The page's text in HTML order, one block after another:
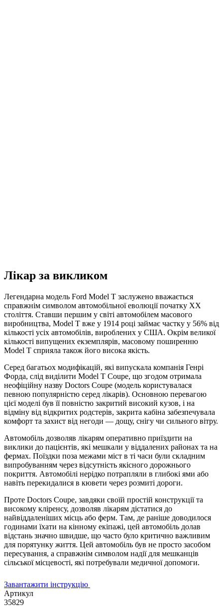
Лікар за викликом
Легендарна модель Ford Model T заслужено вважається
справжнім символом автомобільної еволюції початку XX
століття. Ставши першим у світі автомобілем масового
виробництва, Model T вже у 1914 році займає частку у 56% від
кількості усіх автомобілів, вироблених у США. Окрім великої
кількості випущених екземплярів, масовому поширенню
Model T сприяла також його висока якість.
Серед багатьох модифікацій, які випускала компанія Генрі
Форда, слід виділити Model T Coupe, що згодом отримала
неофіційну назву Doctors Coupe (модель користувалася
певною популярністю серед лікарів). Основною перевагою
цієї моделі був її повністю закритий високий кузов, і на
відміну від відкритих родстерів, закрита кабіна забезпечувала
комфорт та захист від негоди — дощу, снігу чи сильного вітру.
Автомобіль дозволяв лікарям оперативно приїздити на
виклики до пацієнтів, які мешкали у віддалених районах та на
фермах. Поїздки поза межами міст в ті часи були складним
випробуванням через відсутність якісного дорожнього
покриття. Автомобілі нерідко потрапляли в глибокі ями або
навіть перекидалися в кювети через розмиті дороги.
Проте Doctors Coupe, завдяки своїй простій конструкції та
високому кліренсу, дозволяв лікарям дістатися до
найвіддаленіших місць або ферм. Там, де раніше доводилося
годинами їхати на кінному екіпажі, цей автомобіль долав
відстань значно швидше, що часто було критично важливим
для порятунку життя. Цей автомобіль був не просто засобом
пересування, а справжнім символом надії для мешканців
сільської місцевості, які потребували медичної допомоги.
Завантажити інструкцію
Артикул
35829